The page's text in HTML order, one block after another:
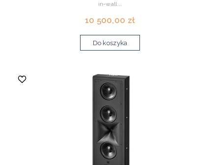
in-wall...
10 500,00 zł
Do koszyka